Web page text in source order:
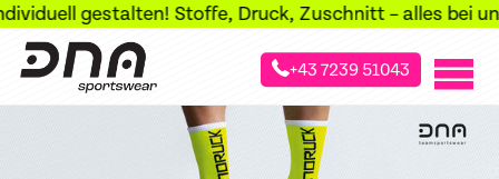
gestalten! Stoffe, Druck, Zuschnitt – alles bei
+43 7239 51043